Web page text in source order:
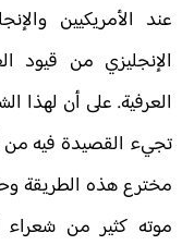
عند الأمريكيين
الإنجليزي من قيود
العرفية. على أن لهذا
تجيء القصيدة فيه من
مخترع هذه الطريقة
موته كثير من شعراء